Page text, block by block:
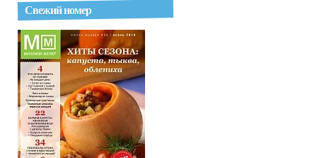
Свежий номер